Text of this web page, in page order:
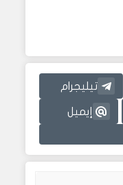
تيليجرام
إيميل